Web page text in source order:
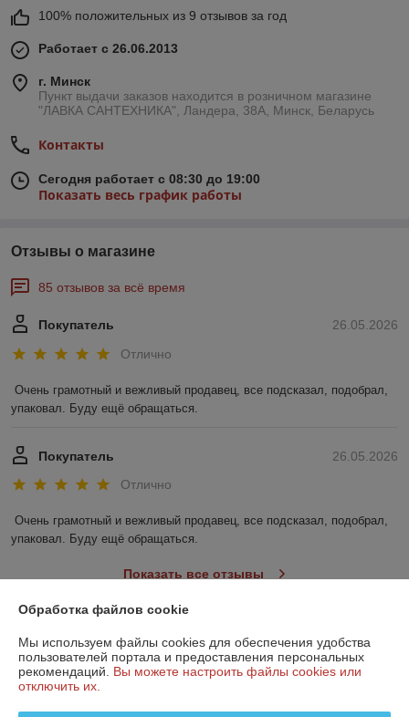
100% положительных из 9 отзывов за год
Работает с 26.06.2013
г. Минск
Пункт выдачи заказов находится в розничном магазине
"ЛАВКА САНТЕХНИКА", Ландера, 38А, Минск, Беларусь
Контакты
Сегодня работает с 08:30 до 19:00
Показать весь график работы
Отзывы о магазине
85 отзывов за всё время
26.05.2026
Покупатель
Отлично
Очень грамотный и вежливый продавец, все подсказал, подобрал,
упаковал. Буду ещё обращаться.
26.05.2026
Покупатель
Отлично
Очень грамотный и вежливый продавец, все подсказал, подобрал,
упаковал. Буду ещё обращаться.
Показать все отзывы
О нас
Контакты
Обработка файлов cookie
Мы используем файлы cookies для обеспечения удобства
пользователей портала и предоставления персональных
рекомендаций. Вы можете настроить файлы cookies или
отключить их.